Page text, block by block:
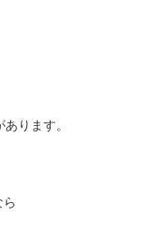
あります。